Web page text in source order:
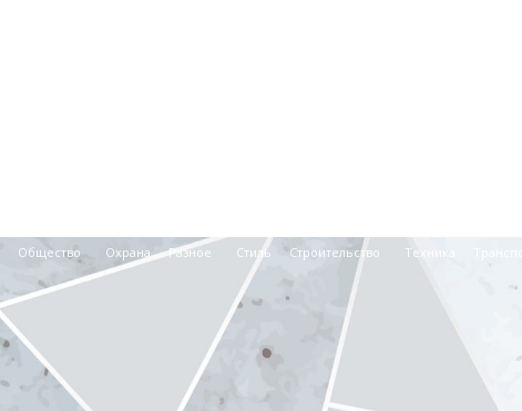
Общество Охрана Разное Стиль Строительство Техника